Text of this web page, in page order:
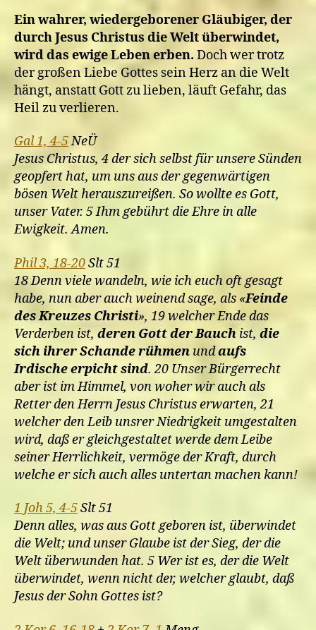
Ein wahrer, wiedergeborener Gläubiger, der
durch Jesus Christus die Welt überwindet,
wird das ewige Leben erben.Doch wer trotz
der großen Liebe Gottes sein Herz an die Welt
hängt, anstatt Gott zu lieben, läuft Gefahr, das
Heil zu verlieren.
Gal 1, 4-5NeÜ
Jesus Christus, 4 der sich selbst für unsere Sünden
geopfert hat, um uns aus der gegenwärtigen
bösen Welt herauszureißen. So wollte es Gott,
unser Vater. 5 Ihm gebührt die Ehre in alle
Ewigkeit. Amen.
Phil 3, 18-20Slt 51
18 Denn viele wandeln, wie ich euch oft gesagt
habe, nun aber auch weinend sage, als «Feinde
des Kreuzes Christi», 19 welcher Ende das
Verderben ist, deren Gott der Bauch ist, die
sich ihrer Schande rühmen undaufs
Irdische erpicht sind. 20 Unser Bürgerrecht
aber ist im Himmel, von woher wir auch als
Retter den Herrn Jesus Christus erwarten, 21
welcher den Leib unsrer Niedrigkeit umgestalten
wird, daß er gleichgestaltet werde dem Leibe
seiner Herrlichkeit, vermöge der Kraft, durch
welche er sich auch alles untertan machen kann!
1 Joh 5, 4-5Slt 51
Denn alles, was aus Gott geboren ist, überwindet
die Welt; und unser Glaube ist der Sieg, der die
Welt überwunden hat. 5 Wer ist es, der die Welt
überwindet, wenn nicht der, welcher glaubt, daß
Jesus der Sohn Gottes ist?